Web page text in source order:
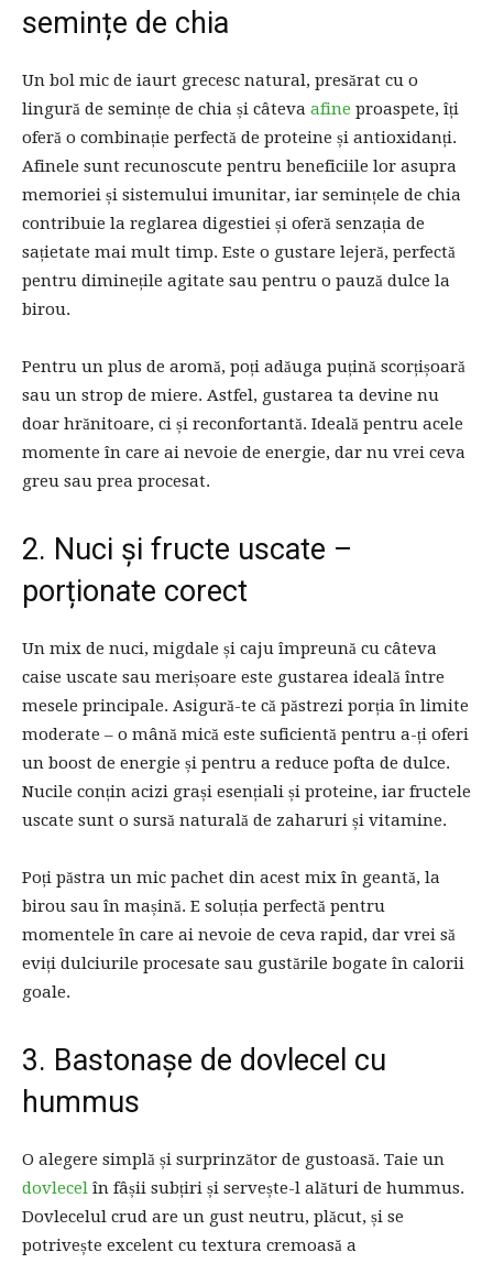
semințe de chia
Un bol mic de iaurt grecesc natural, presărat cu o
lingură de semințe de chia și câteva afine proaspete, îți
oferă o combinație perfectă de proteine și antioxidanți.
Afinele sunt recunoscute pentru beneficiile lor asupra
memoriei și sistemului imunitar, iar semințele de chia
contribuie la reglarea digestiei și oferă senzația de
sațietate mai mult timp. Este o gustare lejeră, perfectă
pentru diminețile agitate sau pentru o pauză dulce la
birou.
Pentru un plus de aromă, poți adăuga puțină scorțișoară
sau un strop de miere. Astfel, gustarea ta devine nu
doar hrănitoare, ci și reconfortantă. Ideală pentru acele
momente în care ai nevoie de energie, dar nu vrei ceva
greu sau prea procesat.
2. Nuci și fructe uscate –
porționate corect
Un mix de nuci, migdale și caju împreună cu câteva
caise uscate sau merișoare este gustarea ideală între
mesele principale. Asigură-te că păstrezi porția în limite
moderate – o mână mică este suficientă pentru a-ți oferi
un boost de energie și pentru a reduce pofta de dulce.
Nucile conțin acizi grași esențiali și proteine, iar fructele
uscate sunt o sursă naturală de zaharuri și vitamine.
Poți păstra un mic pachet din acest mix în geantă, la
birou sau în mașină. E soluția perfectă pentru
momentele în care ai nevoie de ceva rapid, dar vrei să
eviți dulciurile procesate sau gustările bogate în calorii
goale.
3. Bastonașe de dovlecel cu
hummus
O alegere simplă și surprinzător de gustoasă. Taie un
dovlecel în fâșii subțiri și servește-l alături de hummus.
Dovlecelul crud are un gust neutru, plăcut, și se
potrivește excelent cu textura cremoasă a